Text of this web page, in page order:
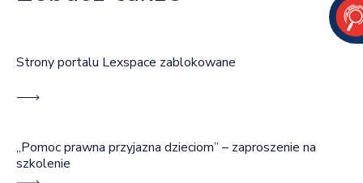
Strony portalu Lexspace zablokowane
„Pomoc prawna przyjazna dzieciom” – zaproszenie na
szkolenie